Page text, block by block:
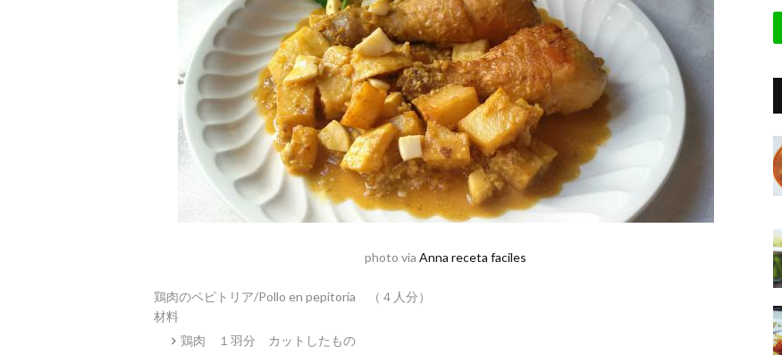
photo viaAnna receta faciles
鶏肉のペピトリア/Pollo en pepitoria （４人分）
材料
鶏肉 １羽分 カットしたもの